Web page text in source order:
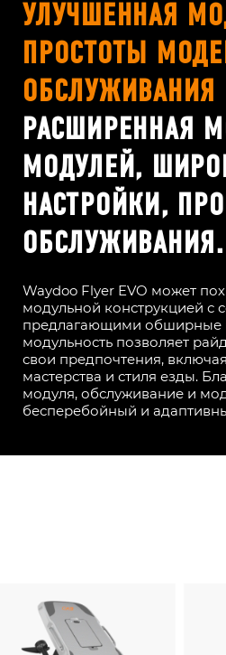
УЛУЧШЕННАЯ
ПРОСТОТЫ
ОБСЛУЖИВАНИЯ
РАСШИРЕННАЯ
МОДУЛЕЙ,
НАСТРОЙКИ,
ОБСЛУЖИВАНИЯ.
Waydoo Flyer EVO может
модульной конструкцией
предлагающими обширные
модульность позволяет
свои предпочтения,
мастерства и стиля езды.
модуля, обслуживание и
бесперебойный и